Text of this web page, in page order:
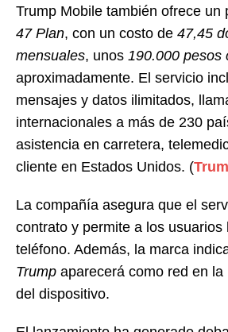
Trump Mobile también ofrece un
47 Plan, con un costo de 47,45
mensuales, unos 190.000 pesos
aproximadamente. El servicio
mensajes y datos ilimitados,
internacionales a más de 230
asistencia en carretera,
cliente en Estados Unidos. (
La compañía asegura que el
contrato y permite a los usuarios
teléfono. Además, la marca
Trump aparecerá como red en
del dispositivo.